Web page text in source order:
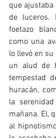
que ajustaba
de luceros.
foetazo
como una
lo llevó en
un alud de
tempestad
huracán,
la
mañana. El,
al